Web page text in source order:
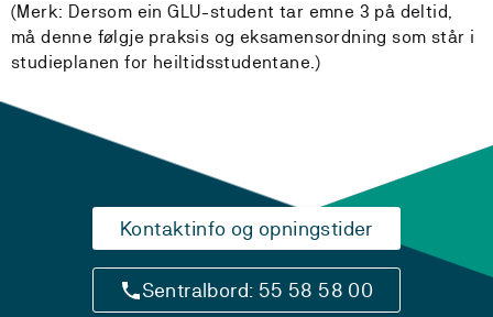
(Merk: Dersom ein GLU-student tar emne 3 på deltid,
må denne følgje praksis og eksamensordning som står i
studieplanen for heiltidsstudentane.)
Kontaktinfo og opningstider
Sentralbord: 55 58 58 00